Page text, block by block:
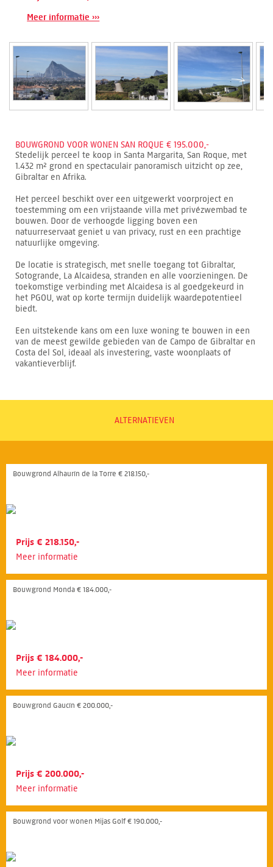
Meer informatie ›››
BOUWGROND VOOR WONEN SAN ROQUE € 195.000,-
Stedelijk perceel te koop in Santa Margarita, San Roque, met
1.432 m² grond en spectaculair panoramisch uitzicht op zee,
Gibraltar en Afrika.
Het perceel beschikt over een uitgewerkt voorproject en
toestemming om een vrijstaande villa met privézwembad te
bouwen. Door de verhoogde ligging boven een
natuurreservaat geniet u van privacy, rust en een prachtige
natuurlijke omgeving.
De locatie is strategisch, met snelle toegang tot Gibraltar,
Sotogrande, La Alcaidesa, stranden en alle voorzieningen. De
toekomstige verbinding met Alcaidesa is al goedgekeurd in
het PGOU, wat op korte termijn duidelijk waardepotentieel
biedt.
Een uitstekende kans om een luxe woning te bouwen in een
van de meest gewilde gebieden van de Campo de Gibraltar en
Costa del Sol, ideaal als investering, vaste woonplaats of
vakantieverblijf.
ALTERNATIEVEN
Bouwgrond Alhaurín de la Torre € 218.150,-
Prijs € 218.150,-
Meer informatie
Bouwgrond Monda € 184.000,-
Prijs € 184.000,-
Meer informatie
Bouwgrond Gaucín € 200.000,-
Prijs € 200.000,-
Meer informatie
Bouwgrond voor wonen Mijas Golf € 190.000,-